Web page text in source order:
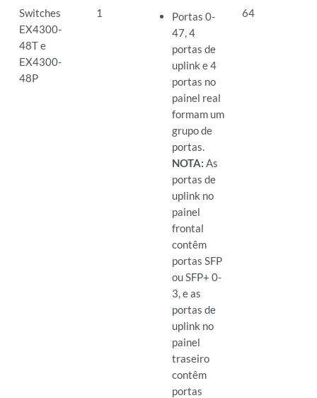
Switches
EX4300-
48T e
EX4300-
48P
1
Portas 0-
47, 4
portas de
uplink e 4
portas no
painel real
formam um
grupo de
portas.
NOTA: As
portas de
uplink no
painel
frontal
contêm
portas SFP
ou SFP+ 0-
3, e as
portas de
uplink no
painel
traseiro
contêm
portas
64